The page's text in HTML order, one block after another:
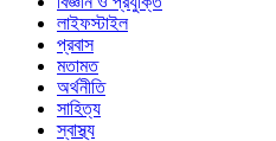
লাইফস্টাইল
প্রবাস
মতামত
অর্থনীতি
সাহিত্য
স্বাস্থ্য